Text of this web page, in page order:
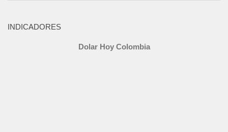
INDICADORES
Dolar Hoy Colombia